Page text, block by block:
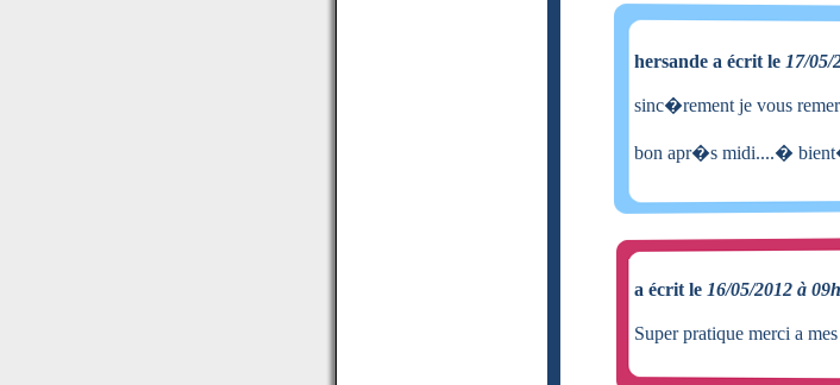
hersande a écrit le 17/05/
sinc�rement je vous
bon apr�s midi....�
a écrit le 16/05/2012 à
Super pratique merci a